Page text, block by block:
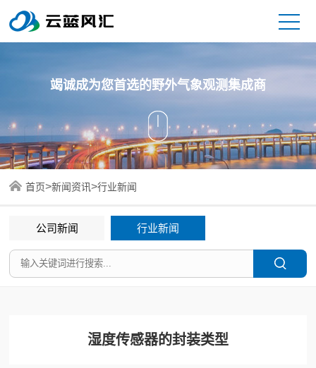
竭诚成为您首选的野外气象观测集成商
首页>新闻资讯>行业新闻
公司新闻 行业新闻
湿度传感器的封装类型